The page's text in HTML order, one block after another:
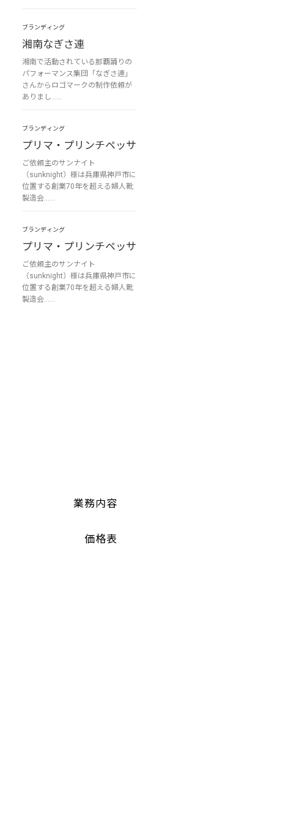
ブランディング
湘南なぎさ連
湘南で活動されている那覇踊りの
パフォーマンス集団「なぎさ連」
さんからロゴマークの制作依頼が
ありまし……
ブランディング
プリマ・プリンチペッサ
ご依頼主のサンナイト
（sunknight）様は兵庫県神戸市に
位置する創業70年を超える婦人靴
製造会……
ブランディング
プリマ・プリンチペッサ
ご依頼主のサンナイト
（sunknight）様は兵庫県神戸市に
位置する創業70年を超える婦人靴
製造会……
業務内容
価格表